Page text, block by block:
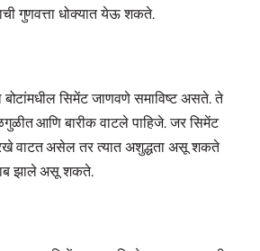
गुणवत्ता धोक्यात येऊ शकते.
बोटांमधील सिमेंट जाणवणे समाविष्ट असते. ते
आणि बारीक वाटले पाहिजे. जर सिमेंट
वाटत असेल तर त्यात अशुद्धता असू शकते
झाले असू शकते.